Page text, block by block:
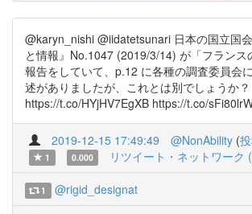
@karyn_nishi @iidatetsunari 日本の国立国
と情報』No.1047 (2019/3/14) が「フランス
報告をしていて、p.12 に各種の調査委員会
述がありましたが、これとは別でしょうか？
https://t.co/HYjHV7EgXB https://t.co/
2019-12-15 17:49:49 @NonAbility (
1
0.000 リツイート・ネットワーク
1 @rigid_designat